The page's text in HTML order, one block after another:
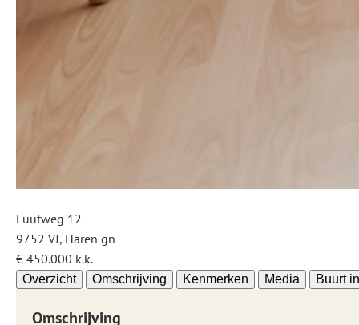
Fuutweg 12
9752 VJ, Haren gn
€ 450.000 k.k.
Overzicht Omschrijving Kenmerken Media Buurt
Omschrijving